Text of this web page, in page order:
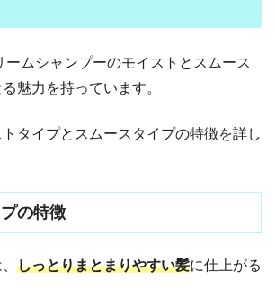
ームシャンプーのモイストとスムース
魅力を持っています。
タイプとスムースタイプの特徴を詳し
の特徴
しっとりまとまりやすい髪に仕上がる